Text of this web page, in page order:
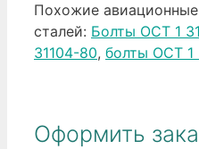
Похожие
сталей: Болты ОСТ 1
31104-80, болты ОСТ 1
Оформить